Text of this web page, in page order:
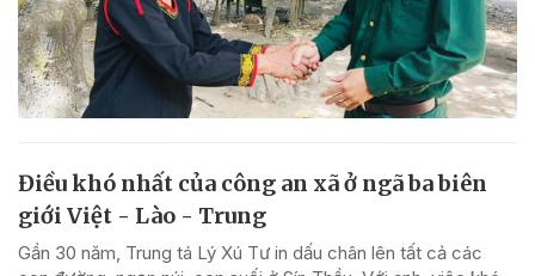
Điều khó nhất của công an xã ở ngã ba biên
giới Việt - Lào - Trung
Gần 30 năm, Trung tá Lý Xú Tư in dấu chân lên tất cả các